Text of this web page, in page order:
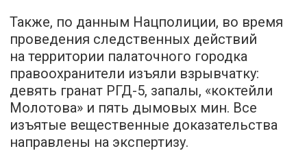
Также, по данным Нацполиции, во время
проведения следственных действий
на территории палаточного городка
правоохранители изъяли взрывчатку:
девять гранат РГД-5, запалы, «коктейли
Молотова» и пять дымовых мин. Все
изъятые вещественные доказательства
направлены на экспертизу.